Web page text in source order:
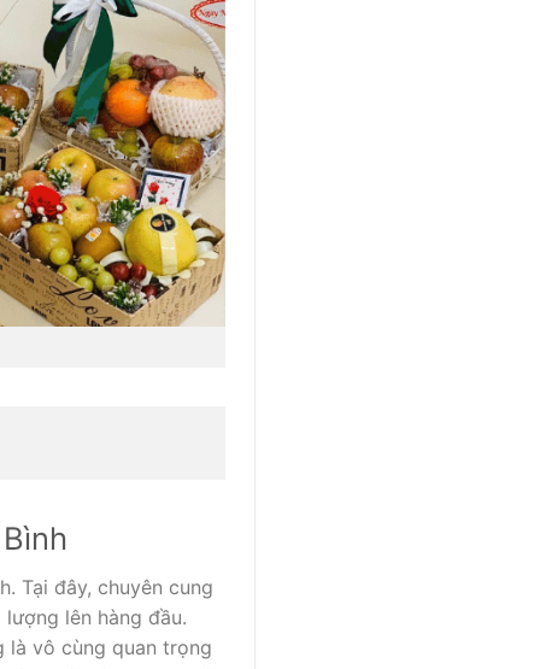
Tại đây, chuyên cung
lên hàng đầu.
là vô cùng quan trọng